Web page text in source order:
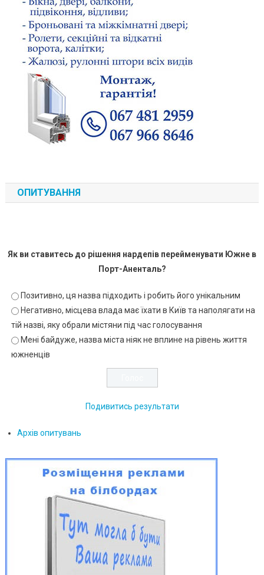
ОПИТУВАННЯ
Як ви ставитесь до рішення нардепів перейменувати Южне в
Порт-Аненталь?
Позитивно, ця назва підходить і робить його унікальним
Негативно, місцева влада має їхати в Київ та наполягати на
тій назві, яку обрали містяни під час голосування
Мені байдуже, назва міста ніяк не вплине на рівень життя
южненців
Подивитись результати
Архів опитувань